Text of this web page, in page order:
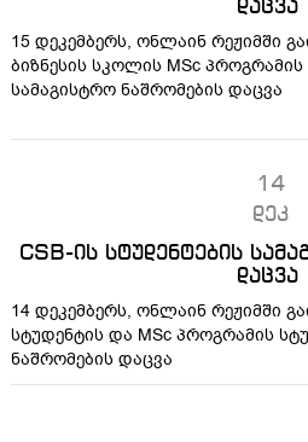
დაცვა
15 დეკემბერს, ონლაინ რეჟიმში
ბიზნესის სკოლის MSc პროგრამის
სამაგისტრო ნაშრომების დაცვა
14
დეკ
CSB-ის სტუდენტების
დაცვა
14 დეკემბერს, ონლაინ რეჟიმში
სტუდენტის და MSc პროგრამის
ნაშრომების დაცვა